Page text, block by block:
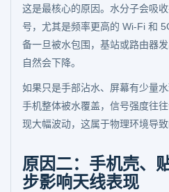
这是最核心的原因。水分子会吸
号，尤其是频率更高的 Wi-Fi 和
备一旦被水包围，基站或路由器
自然会下降。
如果只是手部沾水、屏幕有少量
手机整体被水覆盖，信号强度往
现大幅波动，这属于物理环境导致
原因二：手机壳、
步影响天线表现